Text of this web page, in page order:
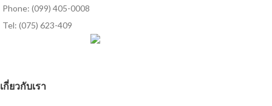
Phone: (099) 405-0008
Tel: (075) 623-409
เกี่ยวกับเรา